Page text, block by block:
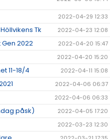
2022-04-29 12:33
Tk 2022-04-23 12:08
2022 2022-04-20 15:47
2022-04-20 15:20
11-18/4 2022-04-11 15:08
2022-04-06 06:37
2022-04-06 06:33
påsk) 2022-04-05 17:20
2022-03-23 12:30